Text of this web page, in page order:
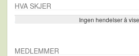
HVA SKJER
Ingen hendelser å vise
Se flere…
MEDLEMMER